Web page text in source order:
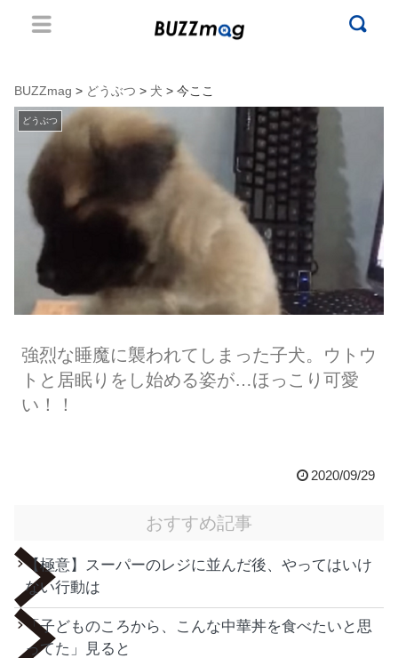
BUZZmag > どうぶつ > 犬 > 今ここ
どうぶつ
強烈な睡魔に襲われてしまった子犬。ウトウ
トと居眠りをし始める姿が…ほっこり可愛
い！！
2020/09/29
おすすめ記事
【極意】スーパーのレジに並んだ後、やってはいけ
ない行動は
「子どものころから、こんな中華丼を食べたいと思
ってた」見ると